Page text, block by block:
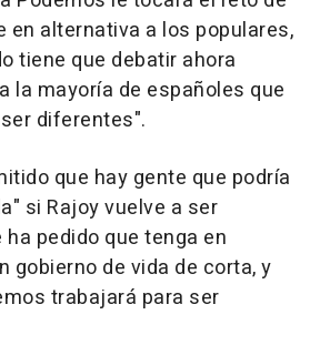
en alternativa a los populares,
tiene que debatir ahora
la mayoría de españoles que
diferentes".
que hay gente que podría
si Rajoy vuelve a ser
pedido que tenga en
gobierno de vida de corta, y
trabajará para ser